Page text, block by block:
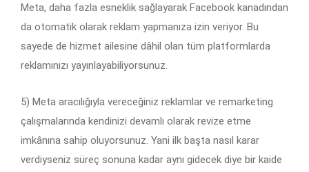
Meta, daha fazla esneklik sağlayarak Facebook kanadından
da otomatik olarak reklam yapmanıza izin veriyor. Bu
sayede de hizmet ailesine dâhil olan tüm platformlarda
reklamınızı yayınlayabiliyorsunuz.
5) Meta aracılığıyla vereceğiniz reklamlar ve remarketing
çalışmalarında kendinizi devamlı olarak revize etme
imkânına sahip oluyorsunuz. Yani ilk başta nasıl karar
verdiyseniz süreç sonuna kadar aynı gidecek diye bir kaide